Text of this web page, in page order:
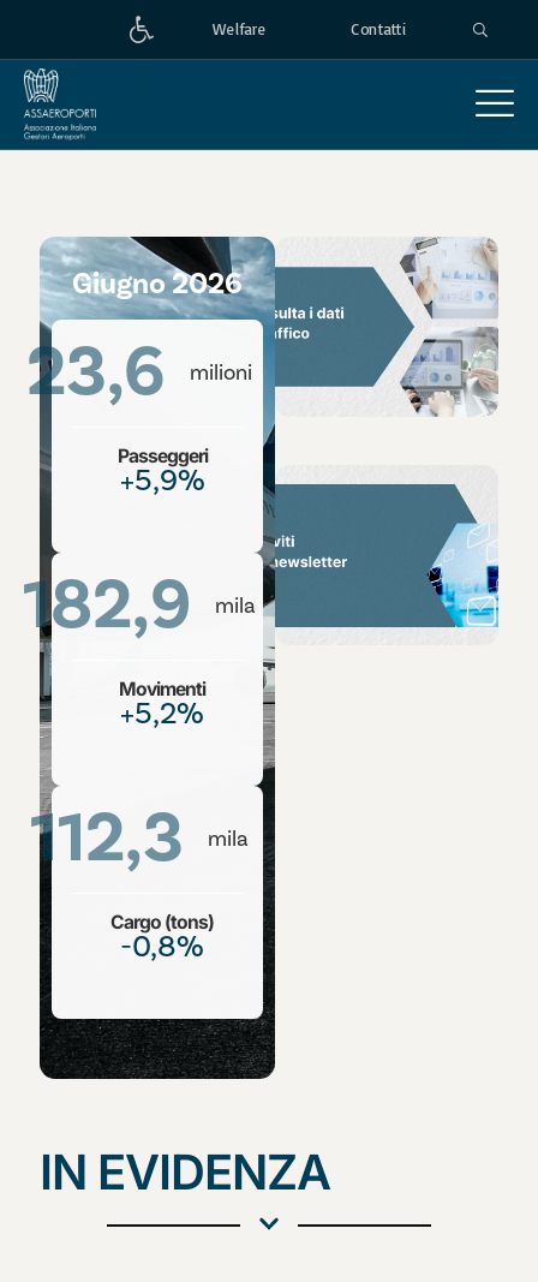
Welfare Contatti
STATISTICHE
Giugno 2026
23,6 milioni
Passeggeri
+5,9%
182,9 mila
Movimenti
+5,2%
112,3 mila
Cargo (tons)
-0,8%
IN EVIDENZA